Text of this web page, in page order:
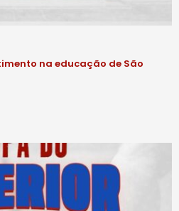
na educação de São